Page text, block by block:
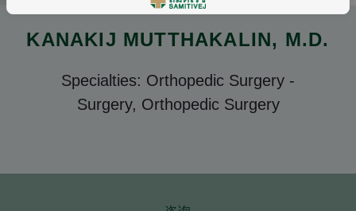
KANAKIJ MUTTHAKALIN , M.D.
Specialties: Orthopedic Surgery -
Surgery, Orthopedic Surgery